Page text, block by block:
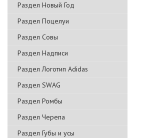
Раздел Новый Год
Раздел Поцелуи
Раздел Совы
Раздел Надписи
Раздел Логотип Adidas
Раздел SWAG
Раздел Ромбы
Раздел Черепа
Раздел Губы и усы